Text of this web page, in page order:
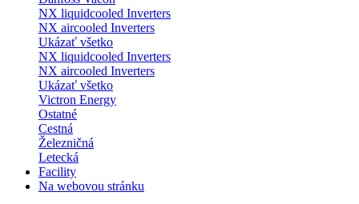
NX liquidcooled Inverters
NX aircooled Inverters
Ukázať všetko
NX liquidcooled Inverters
NX aircooled Inverters
Ukázať všetko
Victron Energy
Ostatné
Cestná
Železničná
Letecká
Facility
Na webovou stránku